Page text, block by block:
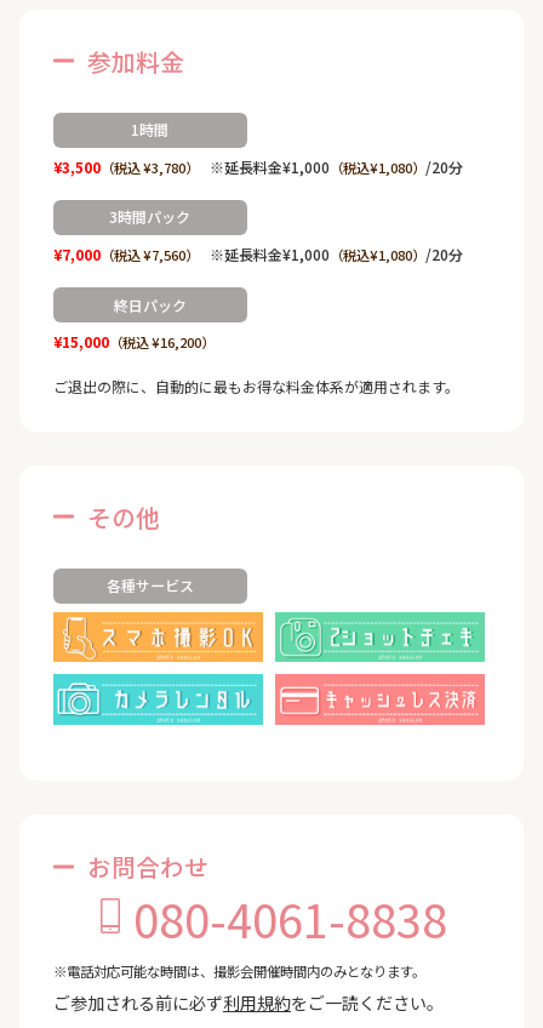
参加料金
1時間
¥3,500（税込 ¥3,780） ※延長料金¥1,000 （税込¥1,080） /20分
3時間パック
¥7,000（税込 ¥7,560） ※延長料金¥1,000 （税込¥1,080） /20分
終日パック
¥15,000（税込 ¥16,200）
ご退出の際に、自動的に最もお得な料金体系が適用されます。
その他
各種サービス
お問合わせ
080-4061-8838
※電話対応可能な時間は、撮影会開催時間内のみとなります。
ご参加される前に必ず利用規約をご一読ください。